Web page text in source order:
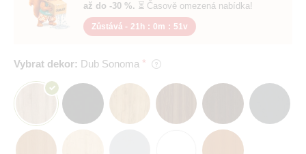
až do -30 %. ⏳ Časově omezená nabídka!
Zůstává - 21h : 0m : 50v
Vybrat dekor: Dub Sonoma